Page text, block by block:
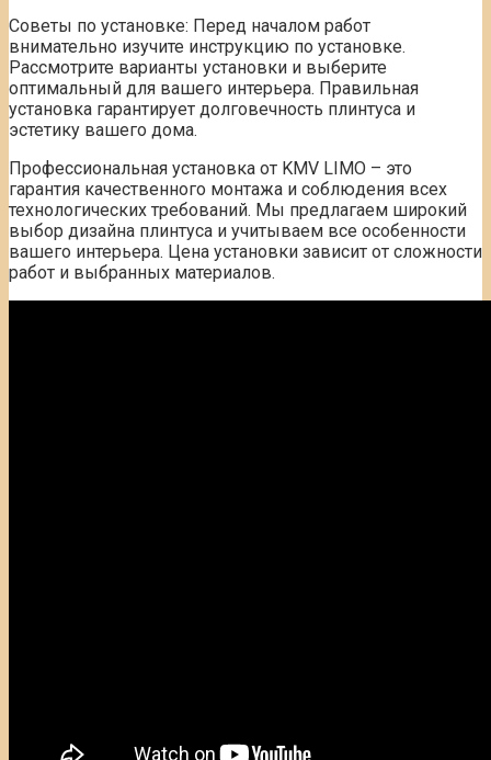
Советы по установке: Перед началом работ
внимательно изучите инструкцию по установке.
Рассмотрите варианты установки и выберите
оптимальный для вашего интерьера. Правильная
установка гарантирует долговечность плинтуса и
эстетику вашего дома.
Профессиональная установка от KMV LIMO – это
гарантия качественного монтажа и соблюдения всех
технологических требований. Мы предлагаем широкий
выбор дизайна плинтуса и учитываем все особенности
вашего интерьера. Цена установки зависит от сложности
работ и выбранных материалов.